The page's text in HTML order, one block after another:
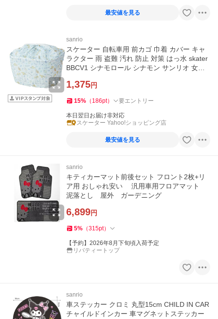
最安値を見る
sanrio
スケーター 自転車用 前カゴ 巾着 カバー キャ
ラクター 雨 盗難 汚れ 防止 対策 はっ水 skater
BBCV1 シナモロール シナモン サンリオ 女の
1,375円
15% （ 186pt） 要エントリー
本日翌日お届け非対応
スケーター Yahoo!ショッピング店
最安値を見る
sanrio
キティカーマット前後セット フロント2枚+リ
ア用 おしゃれ安い 汎用車用フロアマット
泥落とし 屋外 ガーデニング
6,899円
5% （315pt）
【予約】2026年8月下旬頃入荷予定
リバティートップ
sanrio
車ステッカー クロミ 丸型15cm CHILD IN CAR
チャイルドインカー 車マグネットステッカー